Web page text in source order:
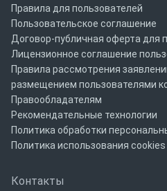
Правила для пользователей
Пользовательское соглашение
Договор-публичная оферта для
Лицензионное соглашение
Правила рассмотрения
размещением пользователями
Правообладателям
Рекомендательные технологии
Политика обработки
Политика использования cookies
Контакты